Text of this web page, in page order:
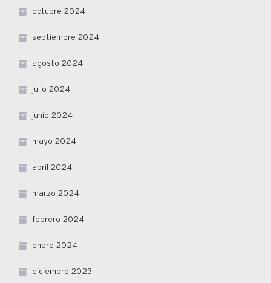
octubre 2024
septiembre 2024
agosto 2024
julio 2024
junio 2024
mayo 2024
abril 2024
marzo 2024
febrero 2024
enero 2024
diciembre 2023